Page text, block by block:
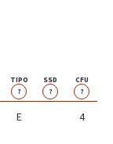
TIPO
?
SSD
?
CFU
?
E 4